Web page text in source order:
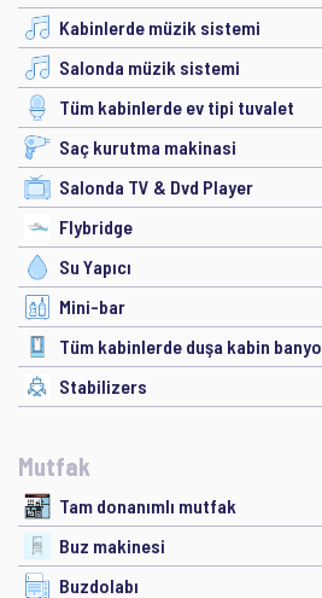
Kabinlerde müzik sistemi
Salonda müzik sistemi
Tüm kabinlerde ev tipi tuvalet
Saç kurutma makinasi
Salonda TV & Dvd Player
Flybridge
Su Yapıcı
Mini-bar
Tüm kabinlerde duşa kabin banyo
Stabilizers
Mutfak
Tam donanımlı mutfak
Buz makinesi
Buzdolabı